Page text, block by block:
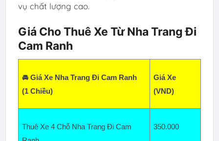
vụ chất lượng cao.
Giá Cho Thuê Xe Từ Nha Trang Đi
Cam Ranh
🚘 Giá Xe Nha Trang Đi Cam Ranh
(1 Chiều)
Giá Xe
(VND)
Thuê Xe 4 Chỗ Nha Trang Đi Cam
350.000